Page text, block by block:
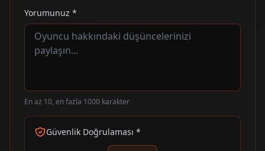
Yorumunuz *
En az 10, en fazla 1000 karakter
Güvenlik Doğrulaması *